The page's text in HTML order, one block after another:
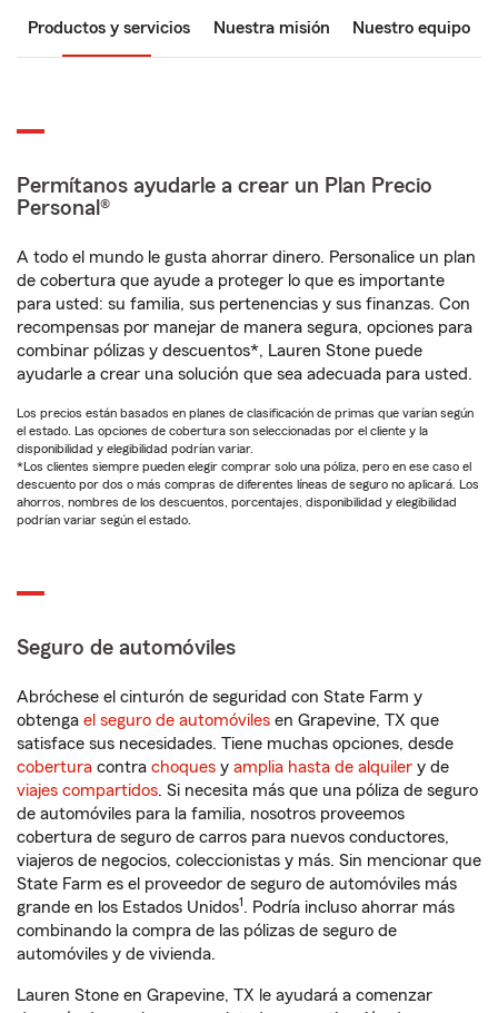
Productos y servicios Nuestra misión Nuestro equipo
Permítanos ayudarle a crear un Plan Precio
Personal®
A todo el mundo le gusta ahorrar dinero. Personalice un plan
de cobertura que ayude a proteger lo que es importante
para usted: su familia, sus pertenencias y sus finanzas. Con
recompensas por manejar de manera segura, opciones para
combinar pólizas y descuentos*, Lauren Stone puede
ayudarle a crear una solución que sea adecuada para usted.
Los precios están basados en planes de clasificación de primas que varían según
el estado. Las opciones de cobertura son seleccionadas por el cliente y la
disponibilidad y elegibilidad podrían variar.
*Los clientes siempre pueden elegir comprar solo una póliza, pero en ese caso el
descuento por dos o más compras de diferentes líneas de seguro no aplicará. Los
ahorros, nombres de los descuentos, porcentajes, disponibilidad y elegibilidad
podrían variar según el estado.
Seguro de automóviles
Abróchese el cinturón de seguridad con State Farm y
obtenga el seguro de automóviles en Grapevine, TX que
satisface sus necesidades. Tiene muchas opciones, desde
cobertura contra choques y amplia hasta de alquiler y de
viajes compartidos. Si necesita más que una póliza de seguro
de automóviles para la familia, nosotros proveemos
cobertura de seguro de carros para nuevos conductores,
viajeros de negocios, coleccionistas y más. Sin mencionar que
State Farm es el proveedor de seguro de automóviles más
grande en los Estados Unidos1. Podría incluso ahorrar más
combinando la compra de las pólizas de seguro de
automóviles y de vivienda.
Lauren Stone en Grapevine, TX le ayudará a comenzar